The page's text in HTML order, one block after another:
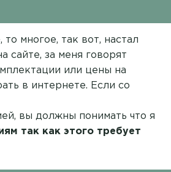
многое, так вот, настал
сайте, за меня говорят
или цены на
в интернете. Если со
вы должны понимать что я
так как этого требует